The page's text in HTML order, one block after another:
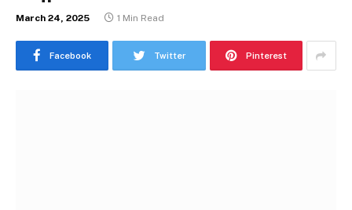
March 24, 2025 1 Min Read
Facebook Twitter Pinterest